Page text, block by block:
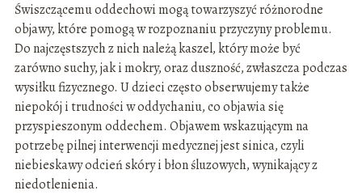
Świszczącemu oddechowi mogą towarzyszyć różnorodne
objawy, które pomogą w rozpoznaniu przyczyny problemu.
Do najczęstszych z nich należą kaszel, który może być
zarówno suchy, jak i mokry, oraz duszność, zwłaszcza podczas
wysiłku fizycznego. U dzieci często obserwujemy także
niepokój i trudności w oddychaniu, co objawia się
przyspieszonym oddechem. Objawem wskazującym na
potrzebę pilnej interwencji medycznej jest sinica, czyli
niebieskawy odcień skóry i błon śluzowych, wynikający z
niedotlenienia.